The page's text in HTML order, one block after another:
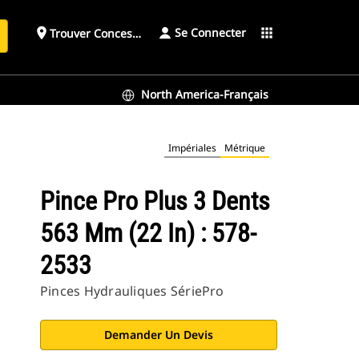
place Trouver ConcessionnaireSe Connecter apps
North America-Français
Impériales Métrique
Pince Pro Plus 3 Dents
563 Mm (22 In) : 578-
2533
Pinces Hydrauliques SériePro
Demander Un Devis